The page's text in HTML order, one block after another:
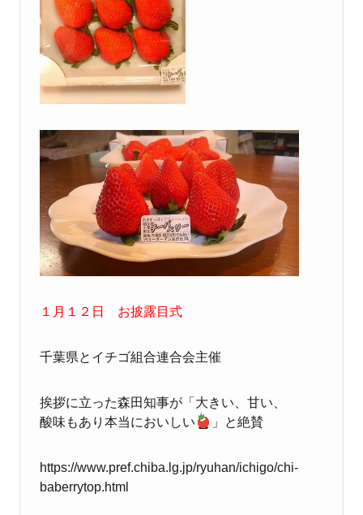
１月１２日 お披露目式
千葉県とイチゴ組合連合会主催
挨拶に立った森田知事が「大きい、甘い、
酸味もあり本当においしい
」と絶賛
https://www.pref.chiba.lg.jp/ryuhan/ichigo/chi-
baberrytop.html